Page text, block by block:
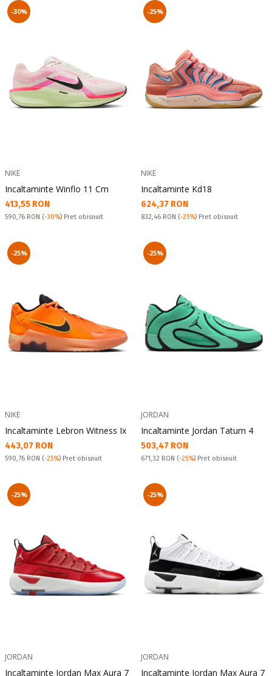
-30%
NIKE
Incaltaminte Winflo 11 Cm
Текуща цена:
413,55 RON
Pret obisnuit:
590,76 RON (-30%) Pret obisnuit
-25%
NIKE
Incaltaminte Kd18
Текуща цена:
624,37 RON
Pret obisnuit:
832,46 RON (-25%) Pret obisnuit
-25%
NIKE
Incaltaminte Lebron Witness Ix
Текуща цена:
443,07 RON
Pret obisnuit:
590,76 RON (-25%) Pret obisnuit
-25%
JORDAN
Incaltaminte Jordan Tatum 4
Текуща цена:
503,47 RON
Pret obisnuit:
671,32 RON (-25%) Pret obisnuit
-25%
JORDAN
Incaltaminte Jordan Max Aura 7
-25%
JORDAN
Incaltaminte Jordan Max Aura 7